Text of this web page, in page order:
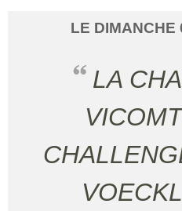
LE DIMANCHE
LA CHAIZE LE